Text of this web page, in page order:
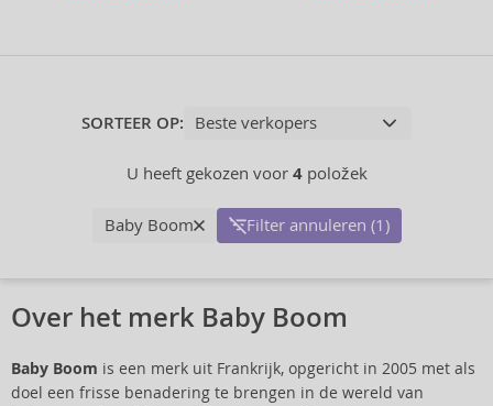
SORTEER OP:
U heeft gekozen voor 4položek
Baby Boom Filter annuleren (1)
Over het merk Baby Boom
Baby Boom is een merk uit Frankrijk, opgericht in 2005 met als
doel een frisse benadering te brengen in de wereld van